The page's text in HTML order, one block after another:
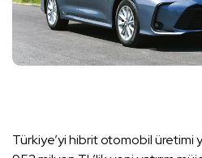
Türkiye’yi hibrit otomobil üretimi